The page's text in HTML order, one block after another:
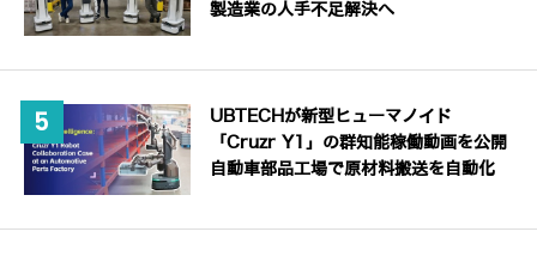
製造業の人手不足解決へ
UBTECHが新型ヒューマノイド
「Cruzr Y1」の群知能稼働動画を公開
自動車部品工場で原材料搬送を自動化